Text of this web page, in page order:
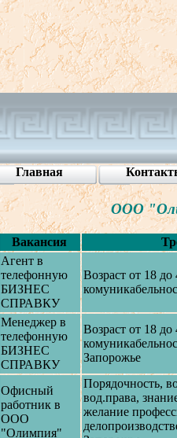
Главная
ООО
Вакансия
Агентв
телефонную
БИЗНЕС
СПРАВКУ
Возраст от18 до
Менеджерв
телефонную
БИЗНЕС
СПРАВКУ
Возраст от18 до
Запорожье
Офисный
работникв
ООО
"Олимпия"
Порядочность, в
вод.права,
желание
делопроизводст